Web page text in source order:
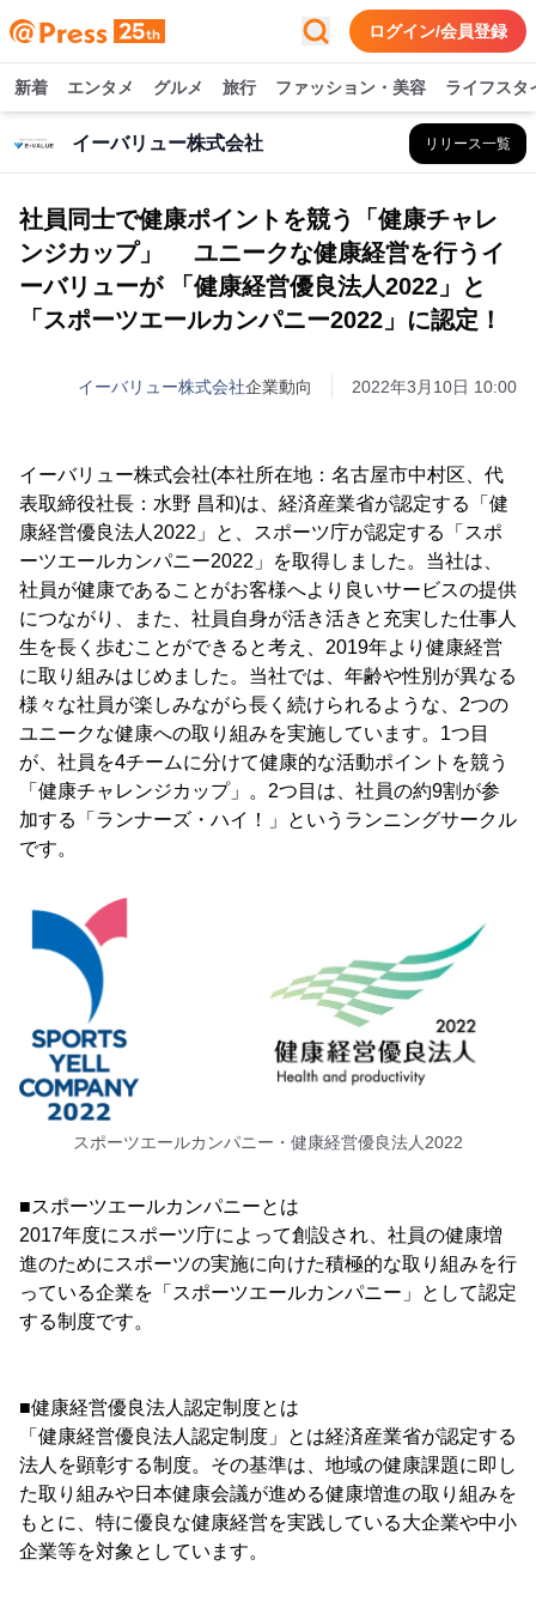
ログイン/会員登録
新着 エンタメ グルメ 旅行 ファッション・美容 ライフスタ
イーバリュー株式会社 リリース一覧
社員同士で健康ポイントを競う「健康チャレ
ンジカップ」 ユニークな健康経営を行うイ
ーバリューが 「健康経営優良法人2022」と
「スポーツエールカンパニー2022」に認定！
イーバリュー株式会社企業動向 2022年3月10日 10:00
イーバリュー株式会社(本社所在地：名古屋市中村区、代
表取締役社長：水野 昌和)は、経済産業省が認定する「健
康経営優良法人2022」と、スポーツ庁が認定する「スポ
ーツエールカンパニー2022」を取得しました。当社は、
社員が健康であることがお客様へより良いサービスの提供
につながり、また、社員自身が活き活きと充実した仕事人
生を長く歩むことができると考え、2019年より健康経営
に取り組みはじめました。当社では、年齢や性別が異なる
様々な社員が楽しみながら長く続けられるような、2つの
ユニークな健康への取り組みを実施しています。1つ目
が、社員を4チームに分けて健康的な活動ポイントを競う
「健康チャレンジカップ」。2つ目は、社員の約9割が参
加する「ランナーズ・ハイ！」というランニングサークル
です。
スポーツエールカンパニー・健康経営優良法人2022
■スポーツエールカンパニーとは
2017年度にスポーツ庁によって創設され、社員の健康増
進のためにスポーツの実施に向けた積極的な取り組みを行
っている企業を「スポーツエールカンパニー」として認定
する制度です。
■健康経営優良法人認定制度とは
「健康経営優良法人認定制度」とは経済産業省が認定する
法人を顕彰する制度。その基準は、地域の健康課題に即し
た取り組みや日本健康会議が進める健康増進の取り組みを
もとに、特に優良な健康経営を実践している大企業や中小
企業等を対象としています。